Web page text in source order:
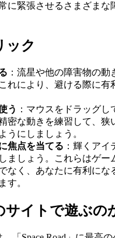
に緊張させるさまざまな
ック
：流星や他の障害物の動
れにより、避ける際に有
う ：マウスをドラッグし
密な動きを練習して、狭
うにしましょう。
焦点を当てる ：輝くアイ
ましょう。これらはゲー
なく、あなたに有利にな
す。
サイトで遊ぶの